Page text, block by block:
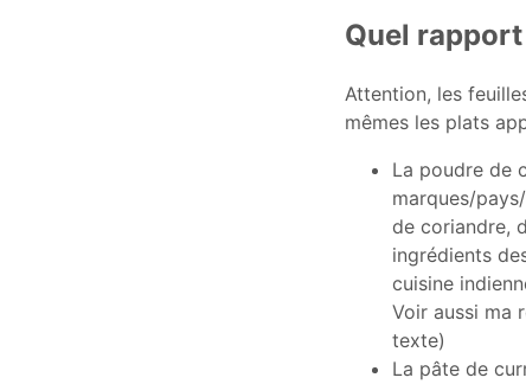
Quel
Attention, les
mêmes les plats
La poudre de
marques/
de coriandre,
ingrédients
cuisine
Voir aussi ma
texte)
La pâte de